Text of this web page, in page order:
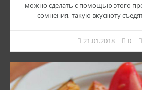
можно сделать с помощью этого
сомнения, такую вкусноту
21.01.2018 0